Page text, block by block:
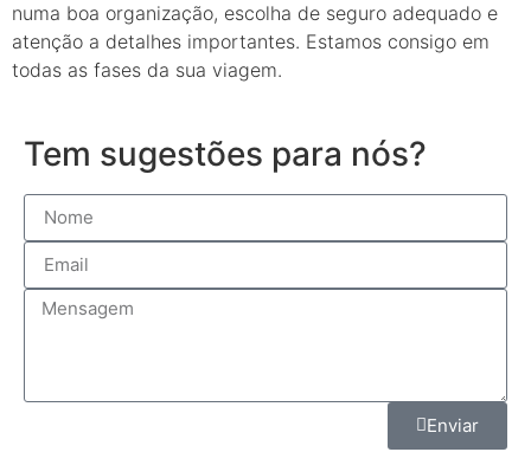
numa boa organização, escolha de seguro adequado e
atenção a detalhes importantes. Estamos consigo em
todas as fases da sua viagem.
Tem sugestões para nós?
Enviar